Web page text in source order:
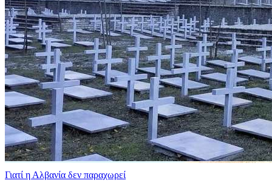
Γιατί η Αλβανία δεν παραχωρεί